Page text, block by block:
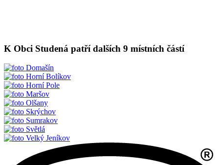
K Obci Studená patří dalších 9 místních částí
Domašín
Horní Bolíkov
Horní Pole
Maršov
Olšany
Skrýchov
Sumrakov
Světlá
Velký Jeníkov